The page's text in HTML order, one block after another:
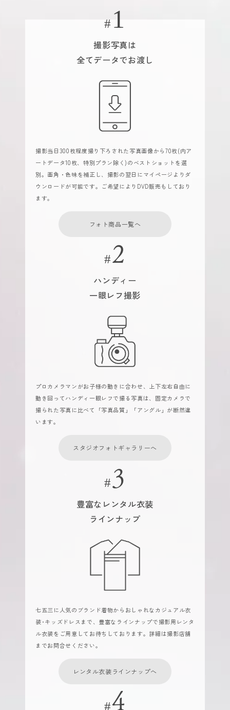
撮影写真は
全てデータでお渡し
撮影当日300枚程度撮り下ろされた写真画像から70枚(内ア
ートデータ10枚、特別プラン除く)のベストショットを選
別。画角・色味を補正し、撮影の翌日にマイページよりダ
ウンロードが可能です。ご希望によりDVD販売もしており
ます。
フォト商品一覧へ
ハンディー
一眼レフ撮影
プロカメラマンがお子様の動きに合わせ、上下左右自由に
動き回ってハンディ一眼レフで撮る写真は、固定カメラで
撮られた写真に比べて「写真品質」「アングル」が断然違
います。
スタジオフォトギャラリーへ
豊富なレンタル衣装
ラインナップ
七五三に人気のブランド着物からおしゃれなカジュアル衣
装･キッズドレスまで、豊富なラインナップで撮影用レンタ
ル衣装をご用意してお待ちしております。詳細は撮影店舗
までお問合せください。
レンタル衣装ラインナップへ